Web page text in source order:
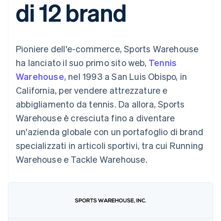
flessibile
Metodi di
pagamento
Terminal
persona
Authorization
Accettazione
ottimizzata
Link
Pagamento
accelerato
Connections
Conti finanziari
della contabilità
Stripe Sigma
Data Pipeline
dei dati
Gestione del denaro
Piattaforme
SaaS
Per settore
Aziende di IA
Creator economy
Gaming
tempo libero
Assicurazione
intrattenimento
Organizzazioni non
profit
Pubblica
Commercio al dettaglio
Gestire gli
abbonamenti
Offrire addebiti in base
garantite da stablecoin
Esegui il provisioning e
gestisci i servizi con gli
agenti
Risorse
Integrazioni app
Esempi di codice
Blog per sviluppatori
Roadmap del prodotto
Conferenza annuale
Sala stampa
Stripe Press
Recapiti
Contattaci
Diventa nostro partner
di 12 brand
Pioniere dell'e-commerce, Sports Warehouse
ha lanciato il suo primo sito web, Tennis
Warehouse, nel 1993 a San Luis Obispo, in
California, per vendere attrezzature e
abbigliamento da tennis. Da allora, Sports
Warehouse è cresciuta fino a diventare
un'azienda globale con un portafoglio di brand
specializzati in articoli sportivi, tra cui Running
Warehouse e Tackle Warehouse.